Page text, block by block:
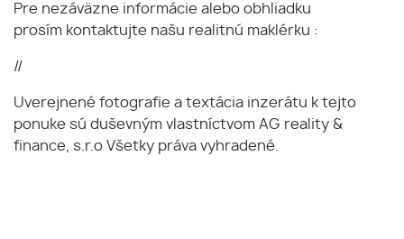
Pre nezáväzne informácie alebo obhliadku
prosím kontaktujte našu realitnú maklérku :
//
Uverejnené fotografie a textácia inzerátu k tejto
ponuke sú duševným vlastníctvom AG reality &
finance, s.r.o Všetky práva vyhradené.